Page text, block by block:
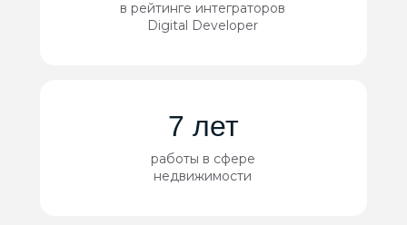
работы в сфере
недвижимости
7 лет
в рейтинге интеграторов
Digital Developer